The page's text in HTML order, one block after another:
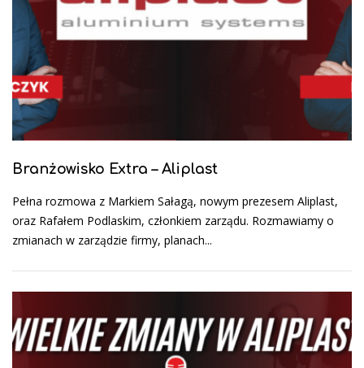
Branżowisko Extra – Aliplast
Pełna rozmowa z Markiem Sałagą, nowym prezesem Aliplast,
oraz Rafałem Podlaskim, członkiem zarządu. Rozmawiamy o
zmianach w zarządzie firmy, planach...